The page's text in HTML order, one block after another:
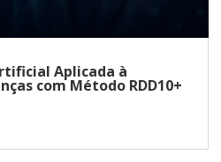
Aplicada à
com Método RDD10+